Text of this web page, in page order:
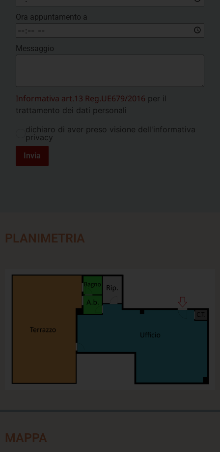
Ora appuntamento a
Messaggio
Informativa art.13 Reg.UE679/2016 per il
trattamento dei dati personali
dichiaro di aver preso visione dell'informativa
privacy
Invia
PLANIMETRIA
MAPPA